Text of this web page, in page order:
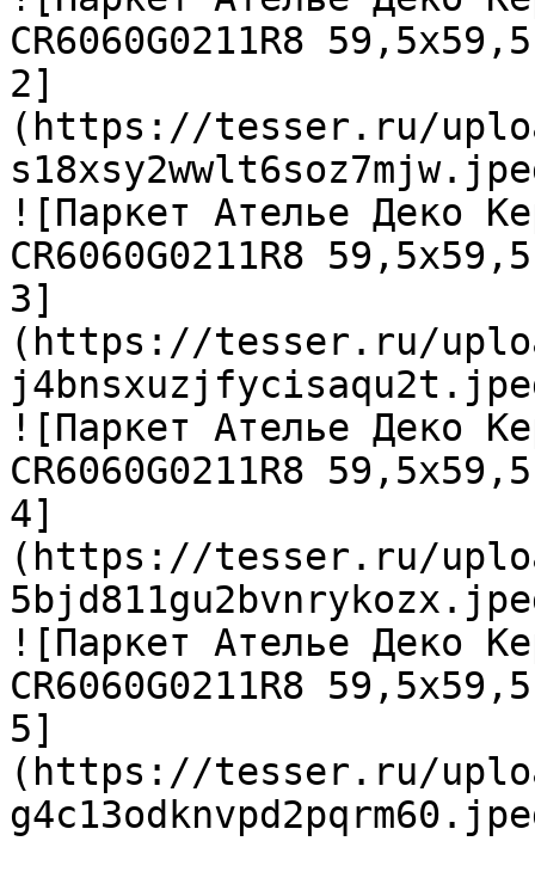
CR6060G0211R8
2]
(https://tesser.ru/
![Паркет Ателье Деко
CR6060G0211R8
3]
(https://tesser.ru/
![Паркет Ателье Деко
CR6060G0211R8
4]
(https://tesser.ru/
![Паркет Ателье Деко
CR6060G0211R8
5]
(https://tesser.ru/